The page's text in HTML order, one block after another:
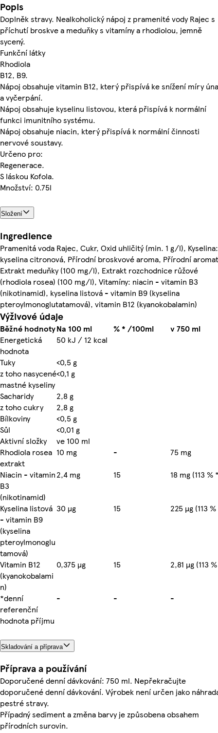
Popis
Doplněk stravy. Nealkoholický nápoj z pramenité vody Rajec s
příchutí broskve a meduňky s vitamíny a rhodiolou, jemně
sycený.
Funkční látky
Rhodiola
B12, B9.
Nápoj obsahuje vitamin B12, který přispívá ke snížení míry
a vyčerpání.
Nápoj obsahuje kyselinu listovou, která přispívá k normální
funkci imunitního systému.
Nápoj obsahuje niacin, který přispívá k normální činnosti
nervové soustavy.
Určeno pro:
Regenerace.
S láskou Kofola.
Množství: 0.75l
Složení
Ingredience
Pramenitá voda Rajec, Cukr, Oxid uhličitý (min. 1 g/l), Kyselina:
kyselina citronová, Přírodní broskvové aroma, Přírodní
Extrakt meduňky (100 mg/l), Extrakt rozchodnice růžové
(rhodiola rosea) (100 mg/l), Vitamíny: niacin - vitamin B3
(nikotinamid), kyselina listová - vitamin B9 (kyselina
pteroylmonoglutatamová), vitamin B12 (kyanokobalamin)
Výživové údaje
Běžné hodnotyNa 100 ml % * /100ml
v 750 ml
Energetická
hodnota
50 kJ / 12 kcal
Tuky
<0,5 g
z toho nasycené
mastné kyseliny
<0,1 g
Sacharidy
2,8 g
z toho cukry
2,8 g
Bílkoviny
<0,5 g
Sůl
<0,01 g
Aktivní složky
ve 100 ml
Rhodiola rosea
extrakt
10 mg -
75 mg
Niacin - vitamin
B3
(nikotinamid)
2,4 mg 15 18 mg (113 %
Kyselina listová
- vitamin B9
(kyselina
pteroylmonoglu
tamová)
30 µg 15 225 µg (113
Vitamin B12
(kyanokobalami
n)
0,375 µg 15 2,81 µg (113
*denní
referenční
hodnota příjmu
- - -
Skladování a příprava
Příprava a používání
Doporučené denní dávkování: 750 ml. Nepřekračujte
doporučené denní dávkování. Výrobek není určen jako
pestré stravy.
Případný sediment a změna barvy je způsobena obsahem
přírodních surovin.